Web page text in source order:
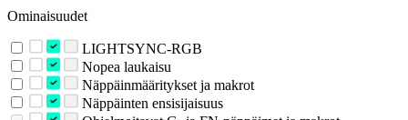
Ominaisuudet
LIGHTSYNC-RGB
Nopea laukaisu
Näppäinmääritykset ja makrot
Näppäinten ensisijaisuus